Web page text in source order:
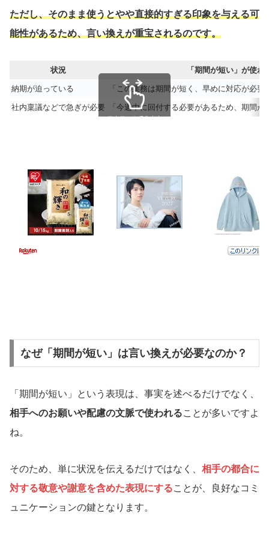
ただし、そのまま使うとやや直接的すぎる印象を与える可
能性があるため、言い換えが重宝されるのです。
状況 「期間が短い」が使わ
納期が迫っている 「この業務は期間が短く、早めに対応が必要
社内稟議などで急ぎが必要 「今週中に回付する必要があるため、期間
スクロールできます
なぜ「期間が短い」は言い換えが必要なのか？
「期間が短い」という表現は、事実を述べるだけでなく、
相手へのお願いや配慮の文脈で使われることが多いですよ
ね。
そのため、単に状況を伝えるだけではなく、 相手の都合に
対する敬意や謝意を含めた表現にすることが、良好なコミ
ュニケーションの鍵となります。